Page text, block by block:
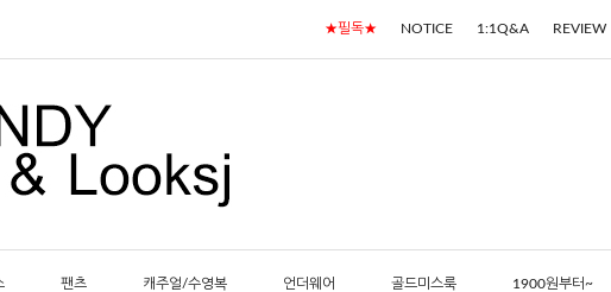
★필독★ NOTICE 1:1Q&A REVIEW
팬츠 캐주얼/수영복 언더웨어 골드미스룩 1900원부터~